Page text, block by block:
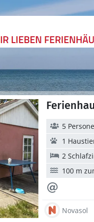
5
1
2
100 m
Novasol